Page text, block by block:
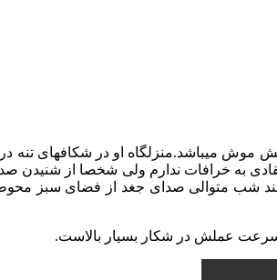
موش میباشد.منزلگاه او در شکافهای
شب متوالی صدای جغد از فضای سبز